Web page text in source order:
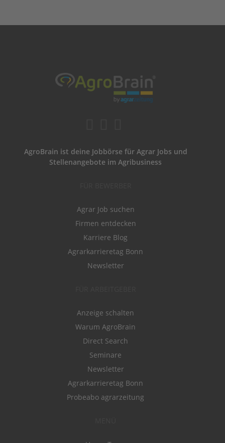
AgroBrain ist deine Jobbörse für Agrar Jobs und
Stellenangebote im Agribusiness
Agrar Job suchen
Firmen entdecken
Karriere Blog
Agrarkarrieretag Bonn
Newsletter
Anzeige schalten
Warum AgroBrain
Direct Search
Seminare
Newsletter
Agrarkarrieretag Bonn
Probeabo agrarzeitung